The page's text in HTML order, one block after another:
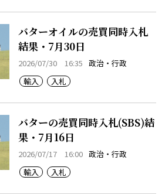
バターオイルの売買同時入札
結果・7月30日
2026/07/30 16:35 政治・行政
輸入
入札
バターの売買同時入札(SBS)結
果・7月16日
2026/07/17 16:00 政治・行政
輸入
入札